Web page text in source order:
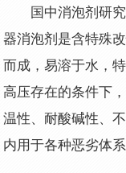
国中消泡剂研
器消泡剂是含特殊
而成，易溶于水，
高压存在的条件下
温性、耐酸碱性、
内用于各种恶劣体